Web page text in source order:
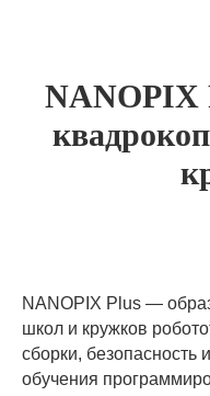
NANOPIX
NANOPIX Plus —
школ и кружков
сборки, безопасность
обучения